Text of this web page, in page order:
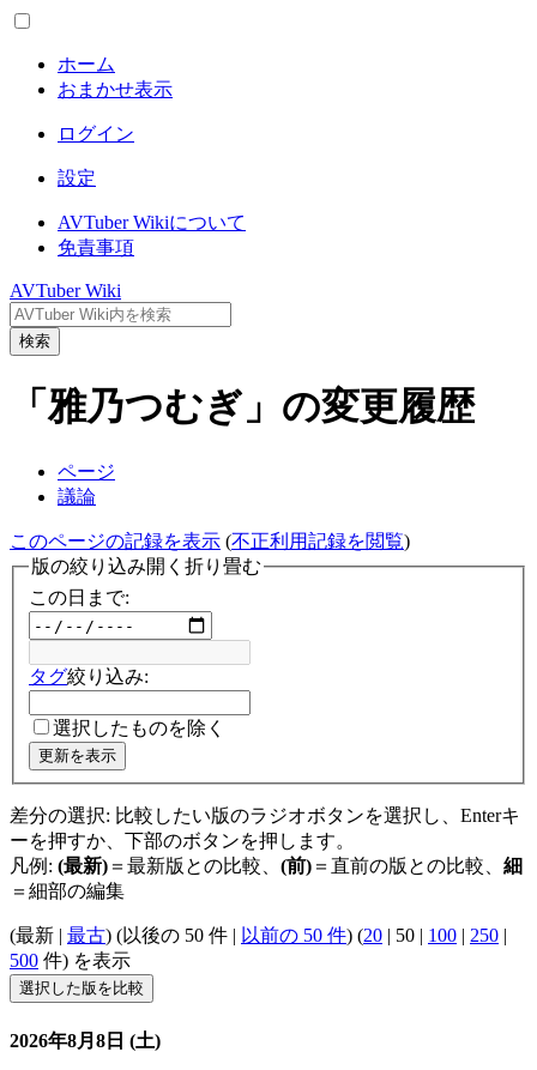
ホーム
おまかせ表示
ログイン
設定
AVTuber Wikiについて
免責事項
AVTuber Wiki
検索
「雅乃つむぎ」の変更履歴
ページ
議論
このページの記録を表示 (不正利用記録を閲覧)
版の絞り込み開く 折り畳む
この日まで:
タグ絞り込み:
選択したものを除く
更新を表示
差分の選択: 比較したい版のラジオボタンを選択し、Enterキ
ーを押すか、下部のボタンを押します。
凡例: (最新) ＝最新版との比較、 (前) ＝直前の版との比較、 細
＝細部の編集
(最新 最古) (以後の 50 件 以前の 50 件) (20 50 100 250
500 件) を表示
2026年8月8日 (土)